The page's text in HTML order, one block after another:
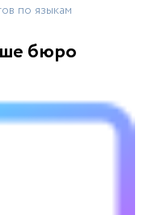
по языкам
бюро